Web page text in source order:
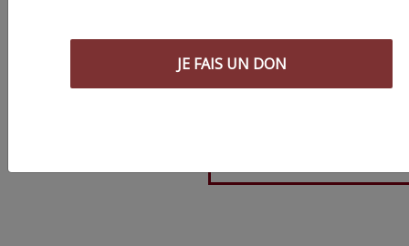
JE FAIS UN DON